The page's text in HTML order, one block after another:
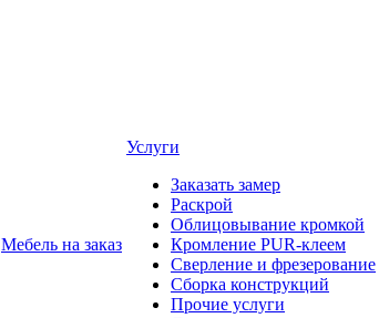
Мебель на заказ
Услуги
Заказать замер
Раскрой
Облицовывание кромкой
Кромление PUR-клеем
Сверление и фрезерование
Сборка конструкций
Прочие услуги